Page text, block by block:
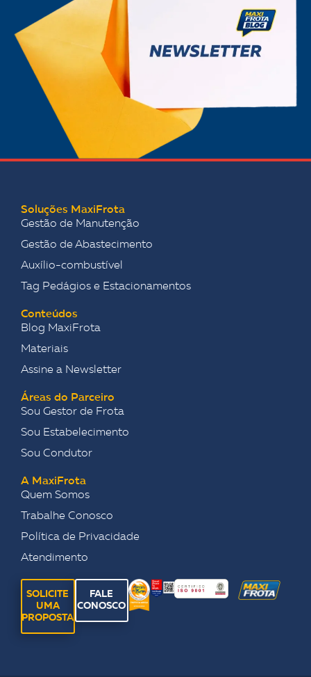
Soluções MaxiFrota
Gestão de Manutenção
Gestão de Abastecimento
Auxílio-combustível
Tag Pedágios e Estacionamentos
Conteúdos
Blog MaxiFrota
Materiais
Assine a Newsletter
Áreas do Parceiro
Sou Gestor de Frota
Sou Estabelecimento
Sou Condutor
A MaxiFrota
Quem Somos
Trabalhe Conosco
Política de Privacidade
Atendimento
SOLICITE
UMA
PROPOSTA
FALE
CONOSCO